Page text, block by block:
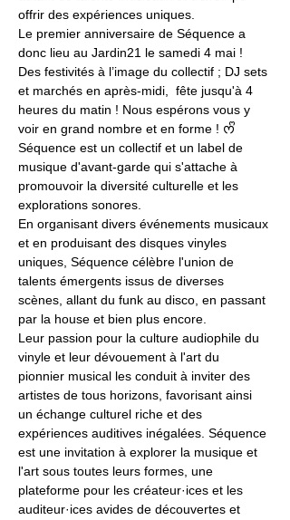
offrir des expériences uniques.
Le premier anniversaire de Séquence a
donc lieu au Jardin21 le samedi 4 mai !
Des festivités à l’image du collectif ; DJ sets
et marchés en après-midi,  fête jusqu'à 4
heures du matin ! Nous espérons vous y
voir en grand nombre et en forme ! ᰔᩚ
Séquence est un collectif et un label de
musique d'avant-garde qui s'attache à
promouvoir la diversité culturelle et les
explorations sonores.
En organisant divers événements musicaux
et en produisant des disques vinyles
uniques, Séquence célèbre l'union de
talents émergents issus de diverses
scènes, allant du funk au disco, en passant
par la house et bien plus encore.
Leur passion pour la culture audiophile du
vinyle et leur dévouement à l'art du
pionnier musical les conduit à inviter des
artistes de tous horizons, favorisant ainsi
un échange culturel riche et des
expériences auditives inégalées. Séquence
est une invitation à explorer la musique et
l'art sous toutes leurs formes, une
plateforme pour les créateur·ices et les
auditeur·ices avides de découvertes et